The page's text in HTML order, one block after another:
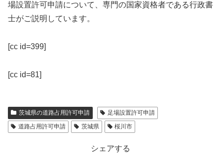
場設置許可申請について、専門の国家資格者である行政書
士がご説明しています。
[cc id=399]
[cc id=81]
茨城県の道路占用許可申請
足場設置許可申請
道路占用許可申請
茨城県 桜川市
シェアする